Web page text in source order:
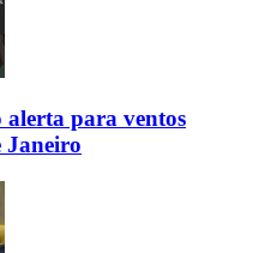
alerta para ventos
Janeiro